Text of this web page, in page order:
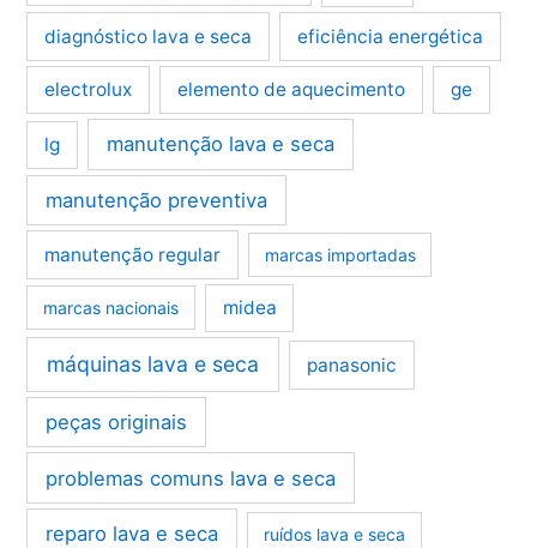
diagnóstico lava e seca eficiência energética
electrolux elemento de aquecimento ge
lg manutenção lava e seca
manutenção preventiva
manutenção regular marcas importadas
marcas nacionais midea
máquinas lava e seca panasonic
peças originais
problemas comuns lava e seca
reparo lava e seca ruídos lava e seca